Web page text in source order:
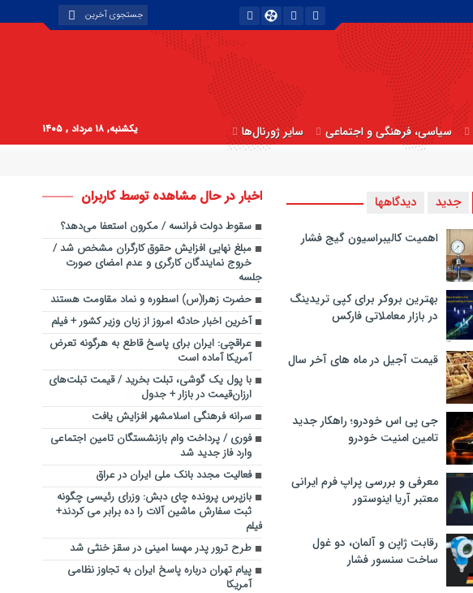
سیاسی، فرهنگی و اجتماعی سایر ژورنال‌ها یکشنبه, ۱۸ مرداد , ۱۴۰۵
جدید دیدگاهها
اهمیت کالیبراسیون گیج فشار
بهترین بروکر برای کپی‌ تریدینگ
در بازار معاملاتی فارکس
قیمت آجیل در ماه های آخر سال
جی پی اس خودرو؛ راهکار جدید
تامین امنیت خودرو
معرفی و بررسی پراپ فرم ایرانی
معتبر آریا اینوستور
رقابت ژاپن و آلمان، دو غول
ساخت سنسور فشار
اخبار در حال مشاهده توسط کاربران
سقوط دولت فرانسه / مکرون استعفا می‌دهد؟
مبلغ نهایی افزایش حقوق کارگران مشخص شد /
خروج نمایندگان کارگری و عدم امضای صورت
جلسه
حضرت زهرا(س) اسطوره و نماد مقاومت هستند
آخرین اخبار حادثه امروز از زبان وزیر کشور + فیلم
عراقچی: ایران برای پاسخ قاطع به هرگونه تعرض
آمریکا آماده است
با پول یک گوشی، تبلت بخرید / قیمت تبلت‌های
ارزان‌قیمت در بازار + جدول
سرانه فرهنگی اسلامشهر افزایش یافت
فوری / پرداخت وام بازنشستگان تامین اجتماعی
وارد فاز جدید شد
فعالیت مجدد بانک ملی ایران در عراق
بازپرس پرونده چای دبش: وزرای رئیسی چگونه
ثبت سفارش ماشین آلات را ده برابر می کردند+
فیلم
طرح ترور پدر مهسا امینی در سقز خنثی شد
پیام تهران درباره پاسخ ایران به تجاوز نظامی
آمریکا